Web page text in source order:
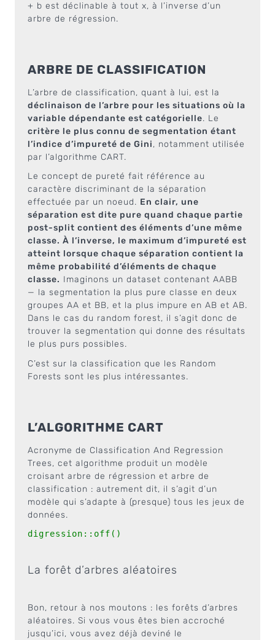
+ b est déclinable à tout x, à l’inverse d’un
arbre de régression.
ARBRE DE CLASSIFICATION
L’arbre de classification, quant à lui, est la
déclinaison de l’arbre pour les situations où la
variable dépendante est catégorielle. Le
critère le plus connu de segmentation étant
l’indice d’impureté de Gini, notamment utilisée
par l’algorithme CART.
Le concept de pureté fait référence au
caractère discriminant de la séparation
effectuée par un noeud. En clair, une
séparation est dite pure quand chaque partie
post-split contient des éléments d’une même
classe. À l’inverse, le maximum d’impureté est
atteint lorsque chaque séparation contient la
même probabilité d’éléments de chaque
classe. Imaginons un dataset contenant AABB
— la segmentation la plus pure classe en deux
groupes AA et BB, et la plus impure en AB et AB.
Dans le cas du random forest, il s’agit donc de
trouver la segmentation qui donne des résultats
le plus purs possibles.
C’est sur la classification que les Random
Forests sont les plus intéressantes.
L’ALGORITHME CART
Acronyme de Classification And Regression
Trees, cet algorithme produit un modèle
croisant arbre de régression et arbre de
classification : autrement dit, il s’agit d’un
modèle qui s’adapte à (presque) tous les jeux de
données.
digression::off()
La forêt d’arbres aléatoires
Bon, retour à nos moutons : les forêts d’arbres
aléatoires. Si vous vous êtes bien accroché
jusqu’ici, vous avez déjà deviné le